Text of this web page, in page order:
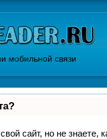
мобильной связи
сайт, но не